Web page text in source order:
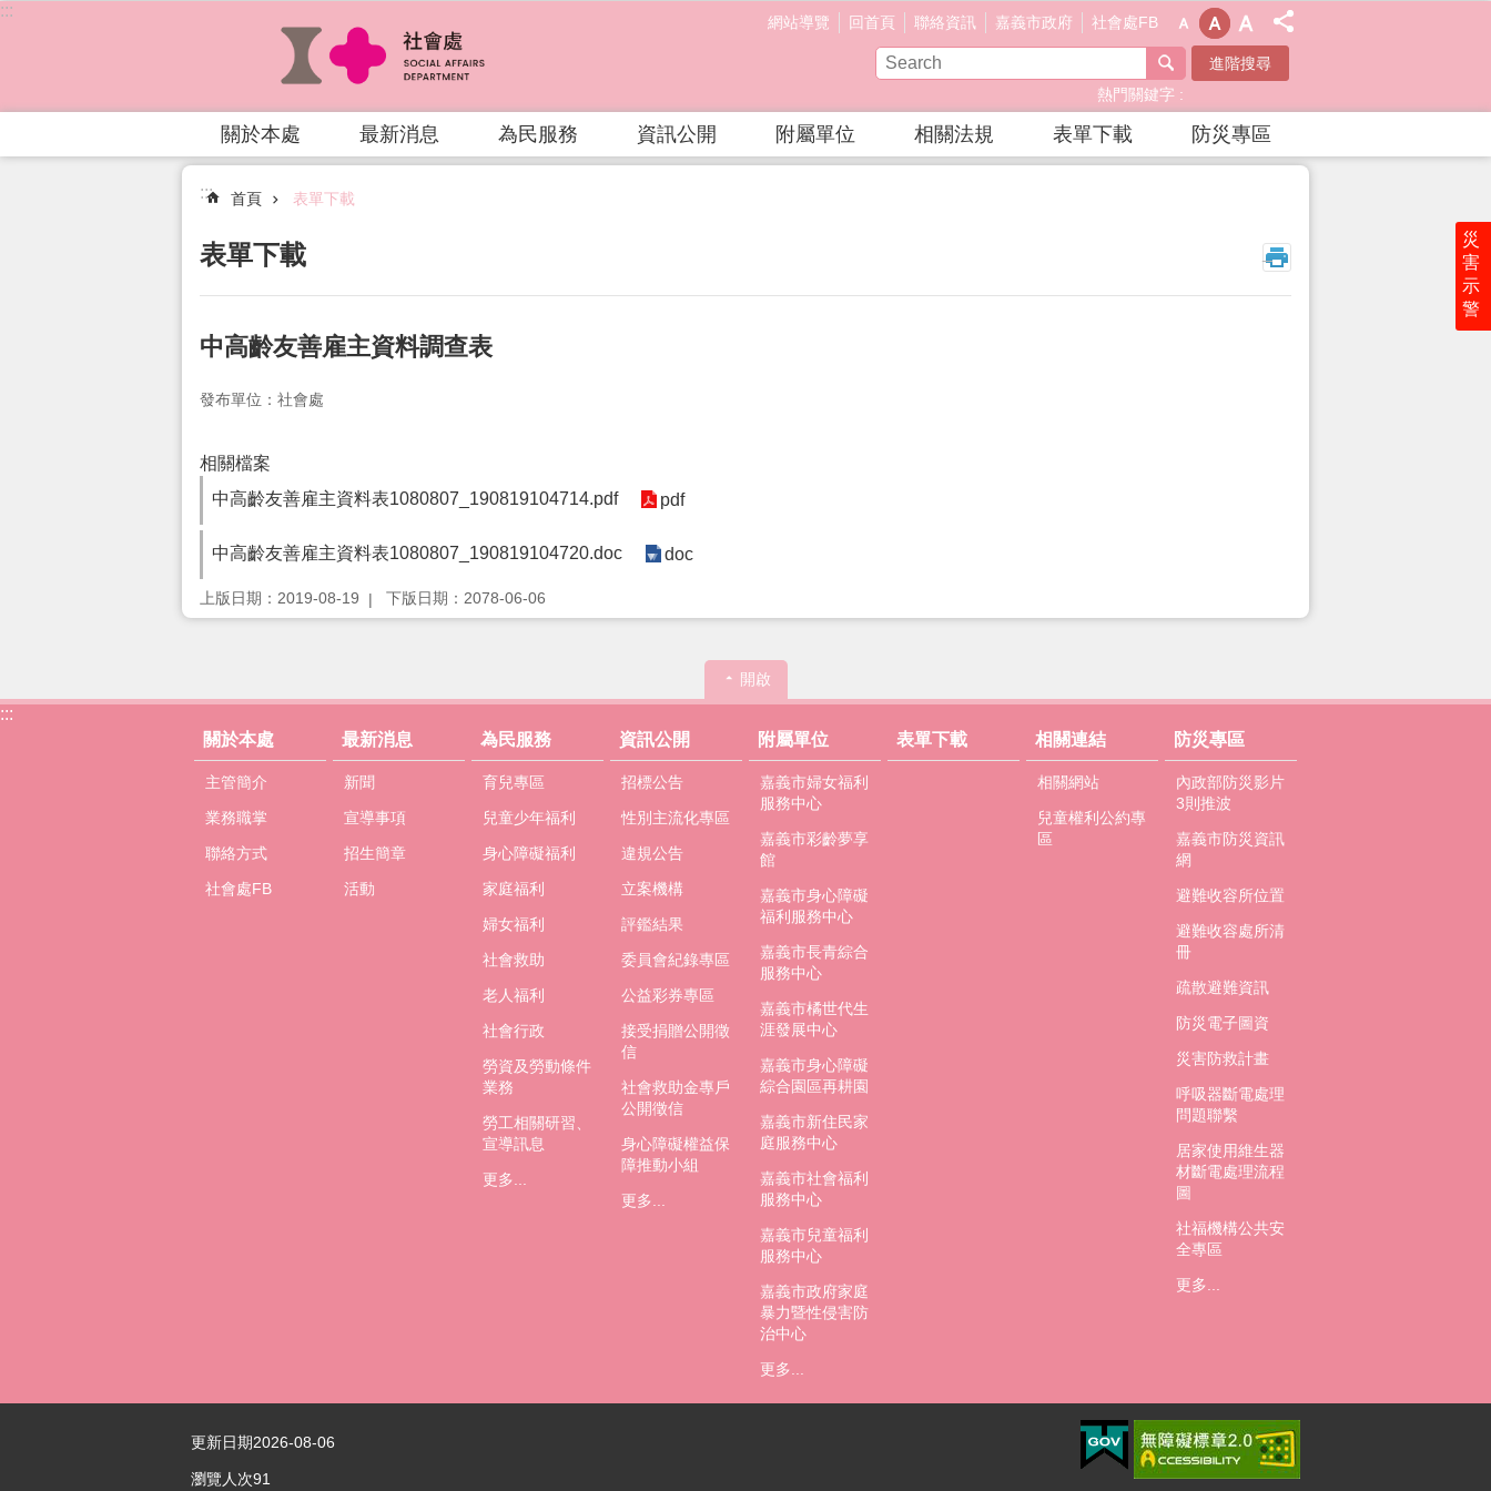
跳到主要內容區塊
災
害
示
警
:::
網站導覽 回首頁 聯絡資訊 嘉義市政府 社會處FB
進階搜尋
熱門關鍵字
關於本處 最新消息 為民服務 資訊公開 附屬單位 相關法規 表單下載 防災專區
::: 首頁 表單下載
表單下載 _
中高齡友善雇主資料調查表
發布單位：社會處
相關檔案
中高齡友善雇主資料表1080807_190819104714.pdf
pdf
中高齡友善雇主資料表1080807_190819104720.doc doc
上版日期：2019-08-19 下版日期：2078-06-06
開啟
:::
關於本處
主管簡介
業務職掌
聯絡方式
社會處FB
最新消息
新聞
宣導事項
招生簡章
活動
為民服務
育兒專區
兒童少年福利
身心障礙福利
家庭福利
婦女福利
社會救助
老人福利
社會行政
勞資及勞動條件
業務
勞工相關研習、
宣導訊息
更多...
資訊公開
招標公告
性別主流化專區
違規公告
立案機構
評鑑結果
委員會紀錄專區
公益彩券專區
接受捐贈公開徵
信
社會救助金專戶
公開徵信
身心障礙權益保
障推動小組
更多...
附屬單位
嘉義市婦女福利
服務中心
嘉義市彩齡夢享
館
嘉義市身心障礙
福利服務中心
嘉義市長青綜合
服務中心
嘉義市橘世代生
涯發展中心
嘉義市身心障礙
綜合園區再耕園
嘉義市新住民家
庭服務中心
嘉義市社會福利
服務中心
嘉義市兒童福利
服務中心
嘉義市政府家庭
暴力暨性侵害防
治中心
更多...
表單下載 相關連結
相關網站
兒童權利公約專
區
防災專區
內政部防災影片
3則推波
嘉義市防災資訊
網
避難收容所位置
避難收容處所清
冊
疏散避難資訊
防災電子圖資
災害防救計畫
呼吸器斷電處理
問題聯繫
居家使用維生器
材斷電處理流程
圖
社福機構公共安
全專區
更多...
更新日期2026-08-06
瀏覽人次91